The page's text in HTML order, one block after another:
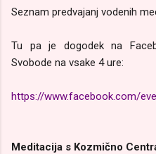
Seznam predvajanj vodenih
Tu pa je dogodek na
Svobode na vsake 4 ure:
https://www.facebook.com/
Meditacija s Kozmično